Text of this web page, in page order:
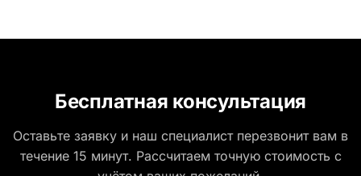
Бесплатная консультация
Оставьте заявку и наш специалист перезвонит вам в
течение 15 минут. Рассчитаем точную стоимость с